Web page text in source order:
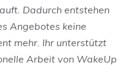
Dadurch entstehen
Angebotes keine
mehr. Ihr unterstützt
Arbeit von WakeUp